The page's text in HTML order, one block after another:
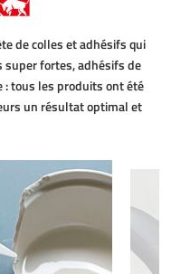
de colles et adhésifs qui
super fortes, adhésifs de
: tous les produits ont été
un résultat optimal et